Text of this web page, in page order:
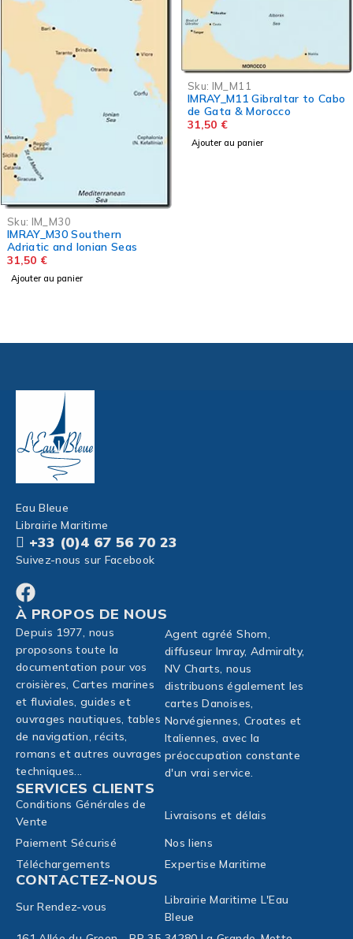
Sku: IM_M30
IMRAY_M30 Southern
Adriatic and Ionian Seas
31,50 €
Ajouter au panier
Sku: IM_M11
IMRAY_M11 Gibraltar to Cabo
de Gata & Morocco
31,50 €
Ajouter au panier
Eau Bleue
Librairie Maritime
+33 (0)4 67 56 70 23
Suivez-nous sur Facebook
À PROPOS DE NOUS
Depuis 1977, nous
proposons toute la
documentation pour vos
croisières, Cartes marines
et fluviales, guides et
ouvrages nautiques, tables
de navigation, récits,
romans et autres ouvrages
techniques...
Agent agréé Shom,
diffuseur Imray, Admiralty,
NV Charts, nous
distribuons également les
cartes Danoises,
Norvégiennes, Croates et
Italiennes, avec la
préoccupation constante
d'un vrai service.
SERVICES CLIENTS
Conditions Générales de
Vente
Livraisons et délais
Paiement Sécurisé
Nos liens
Téléchargements
Expertise Maritime
CONTACTEZ-NOUS
Sur Rendez-vous
Librairie Maritime L'Eau
Bleue